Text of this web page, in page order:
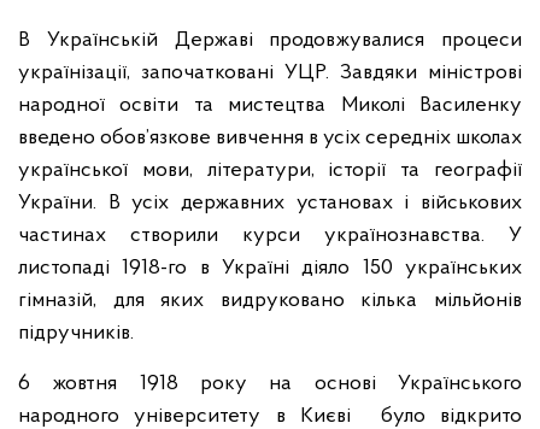
В Українській Державі продовжувалися процеси
українізації, започатковані УЦР. Завдяки міністрові
народної освіти та мистецтва Миколі Василенку
введено обов’язкове вивчення в усіх середніх школах
української мови, літератури, історії та географії
України. В усіх державних установах і військових
частинах створили курси українознавства. У
листопаді 1918-го в Україні діяло 150 українських
гімназій, для яких видруковано кілька мільйонів
підручників.
6 жовтня 1918 року на основі Українського
народного університету в Києві було відкрито